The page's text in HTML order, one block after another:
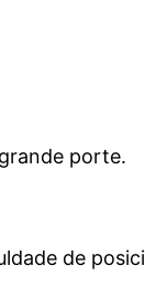
porte.
de